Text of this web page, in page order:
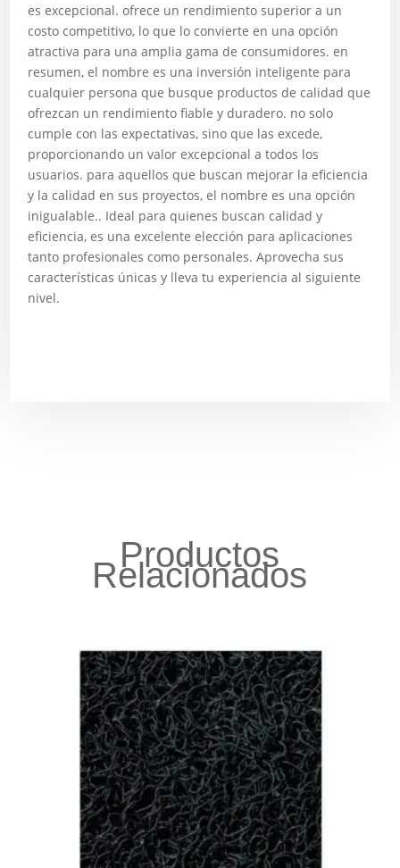
es excepcional. ofrece un rendimiento superior a un
costo competitivo, lo que lo convierte en una opción
atractiva para una amplia gama de consumidores. en
resumen, el nombre es una inversión inteligente para
cualquier persona que busque productos de calidad que
ofrezcan un rendimiento fiable y duradero. no solo
cumple con las expectativas, sino que las excede,
proporcionando un valor excepcional a todos los
usuarios. para aquellos que buscan mejorar la eficiencia
y la calidad en sus proyectos, el nombre es una opción
inigualable.. Ideal para quienes buscan calidad y
eficiencia, es una excelente elección para aplicaciones
tanto profesionales como personales. Aprovecha sus
características únicas y lleva tu experiencia al siguiente
nivel.
Productos
Relacionados